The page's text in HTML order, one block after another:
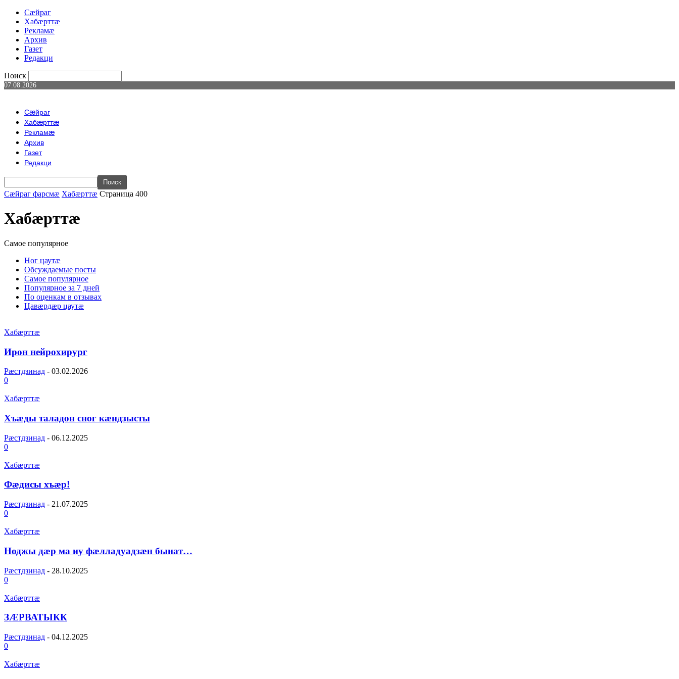
Сæйраг
Хабæрттæ
Рекламæ
Архив
Газет
Редакци
Поиск
07.08.2026
Сæйраг
Хабæрттæ
Рекламæ
Архив
Газет
Редакци
Сæйраг фарсмæ Хабæрттæ Страница 400
Хабæрттæ
Самое популярное
Ног цаутæ
Обсуждаемые посты
Самое популярное
Популярное за 7 дней
По оценкам в отзывах
Цавæрдæр цаутæ
Хабæрттæ
Ирон нейрохирург
Рæстдзинад - 03.02.2026
0
Хабæрттæ
Хъæды таладон сног кæндзысты
Рæстдзинад - 06.12.2025
0
Хабæрттæ
Фæдисы хъæр!
Рæстдзинад - 21.07.2025
0
Хабæрттæ
Ноджы дæр ма иу фæлладуадзæн бынат…
Рæстдзинад - 28.10.2025
0
Хабæрттæ
ЗÆРВАТЫКК
Рæстдзинад - 04.12.2025
0
Хабæрттæ